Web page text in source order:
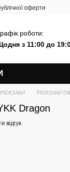
оферти
роботи:
з 11:00 до
РЮКЗАКИ РЮКЗАКИ
Dragon
відгук